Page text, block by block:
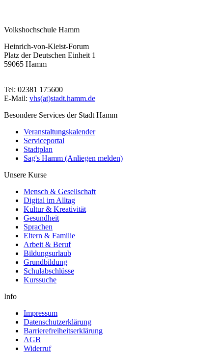
Volkshochschule Hamm
Heinrich-von-Kleist-Forum
Platz der Deutschen Einheit 1
59065 Hamm
Tel: 02381 175600
E-Mail: vhs(at)stadt.hamm.de
Besondere Services der Stadt Hamm
Veranstaltungskalender
Serviceportal
Stadtplan
Sag's Hamm (Anliegen melden)
Unsere Kurse
Mensch & Gesellschaft
Digital im Alltag
Kultur & Kreativität
Gesundheit
Sprachen
Eltern & Familie
Arbeit & Beruf
Bildungsurlaub
Grundbildung
Schulabschlüsse
Kurssuche
Info
Impressum
Datenschutzerklärung
Barrierefreiheitserklärung
AGB
Widerruf